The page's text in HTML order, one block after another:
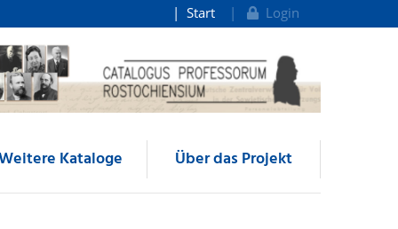
Start Login
Kataloge Über das Projekt